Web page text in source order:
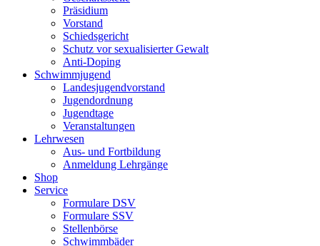
Präsidium
Vorstand
Schiedsgericht
Schutz vor sexualisierter Gewalt
Anti-Doping
Schwimmjugend
Landesjugendvorstand
Jugendordnung
Jugendtage
Veranstaltungen
Lehrwesen
Aus- und Fortbildung
Anmeldung Lehrgänge
Shop
Service
Formulare DSV
Formulare SSV
Stellenbörse
Schwimmbäder